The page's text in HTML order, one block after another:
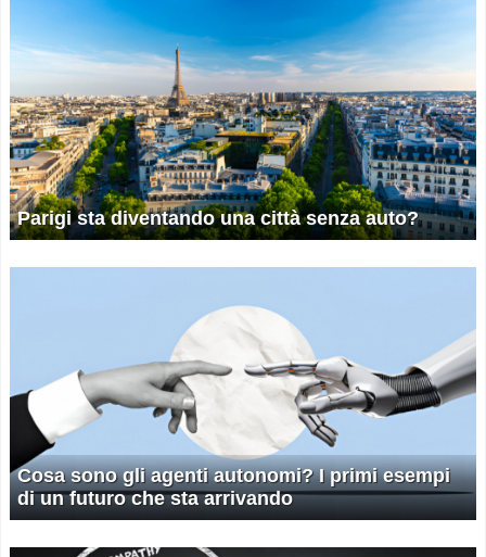
Parigi sta diventando una città senza auto?
Cosa sono gli agenti autonomi? I primi esempi
di un futuro che sta arrivando